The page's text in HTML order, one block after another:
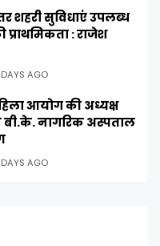
शहरी सुविधाएं उपलब्ध
प्राथमिकता : राजेश
AGO
आयोग की अध्यक्ष
ने बी.के. नागरिक अस्पताल
AGO